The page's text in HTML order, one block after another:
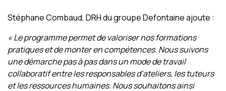
Stéphane Combaud, DRH du groupe Defontaine ajoute :
« Le programme permet de valoriser nos formations
pratiques et de monter en compétences. Nous suivons
une démarche pas à pas dans un mode de travail
collaboratif entre les responsables d’ateliers, les tuteurs
et les ressources humaines. Nous souhaitons ainsi